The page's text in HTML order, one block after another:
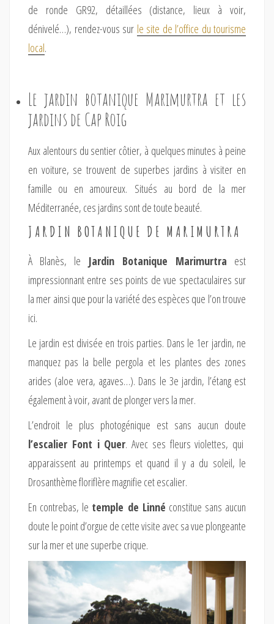
de ronde GR92, détaillées (distance, lieux à voir,
dénivelé…), rendez-vous sur le site de l’office du tourisme
local.
Le jardin botanique Marimurtra et les
jardins de Cap Roig
Aux alentours du sentier côtier, à quelques minutes à peine
en voiture, se trouvent de superbes jardins à visiter en
famille ou en amoureux. Situés au bord de la mer
Méditerranée, ces jardins sont de toute beauté.
JARDIN BOTANIQUE DE MARIMURTRA
À Blanès, le Jardin Botanique Marimurtra est
impressionnant entre ses points de vue spectaculaires sur
la mer ainsi que pour la variété des espèces que l’on trouve
ici.
Le jardin est divisée en trois parties. Dans le 1er jardin, ne
manquez pas la belle pergola et les plantes des zones
arides (aloe vera, agaves…). Dans le 3e jardin, l’étang est
également à voir, avant de plonger vers la mer.
L’endroit le plus photogénique est sans aucun doute
l’escalier Font i Quer. Avec ses fleurs violettes, qui
apparaissent au printemps et quand il y a du soleil, le
Drosanthème floriflère magnifie cet escalier.
En contrebas, le temple de Linné constitue sans aucun
doute le point d’orgue de cette visite avec sa vue plongeante
sur la mer et une superbe crique.